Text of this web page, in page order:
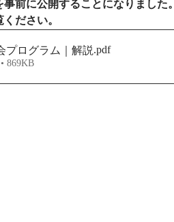
前に公開することになりました。
ださい。
プログラム｜解説.pdf
869KB